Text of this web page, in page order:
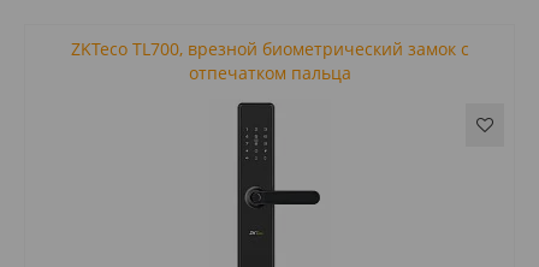
ZKTeco TL700, врезной биометрический замок с
отпечатком пальца